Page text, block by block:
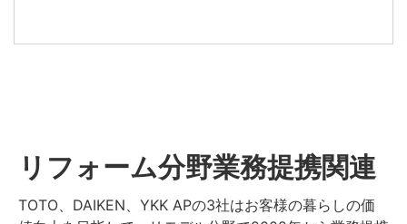
リフォーム分野業務提携関連
TOTO、DAIKEN、YKK APの3社はお客様の暮らしの価